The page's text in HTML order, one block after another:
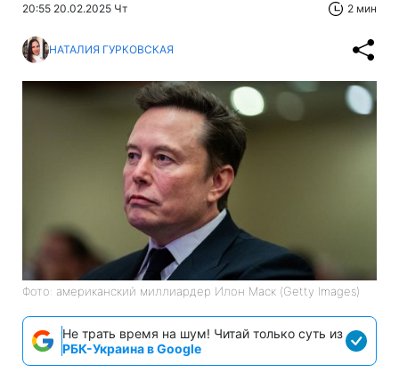
20:55 20.02.2025 Чт 2 мин
НАТАЛИЯ ГУРКОВСКАЯ
Фото: американский миллиардер Илон Маск (Getty Images)
Не трать время на шум! Читай только суть из
РБК-Украина в Google